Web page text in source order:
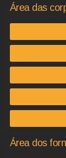
Área das
Área dos